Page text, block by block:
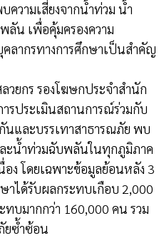
ความเสี่ยงจากน้ำท่วม น้ำ
น เพื่อคุ้มครองความ
ลากรทางการศึกษาเป็นสำคัญ
วยกร รองโฆษกประจำสำนัก
รประเมินสถานการณ์ร่วมกับ
นและบรรเทาสาธารณภัย พบ
ะน้ำท่วมฉับพลันในทุกภูมิภาค
ง โดยเฉพาะข้อมูลย้อนหลัง 3
ได้รับผลกระทบเกือบ 2,000
บมากกว่า 160,000 คน รวม
ยซ้ำซ้อน